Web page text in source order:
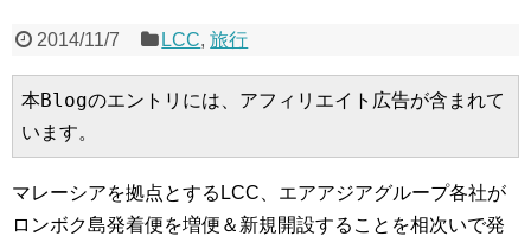
2014/11/7 LCC,旅行
本Blogのエントリには、アフィリエイト広告が含まれて
います。
マレーシアを拠点とするLCC、エアアジアグループ各社が
ロンボク島発着便を増便＆新規開設することを相次いで発